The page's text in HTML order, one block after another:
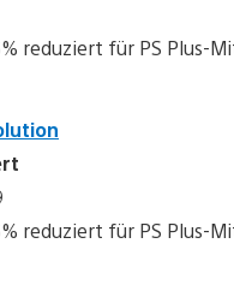
reduziert für PS Plus-
reduziert für PS Plus-